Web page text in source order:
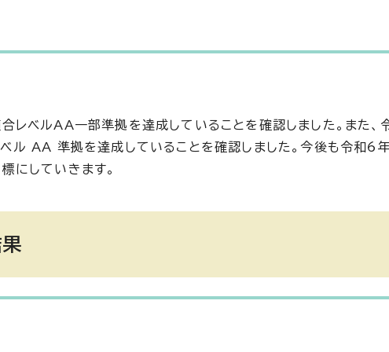
レベルAA一部準拠を達成していることを確認しました。また、
ベル AA 準拠を達成していることを確認しました。今後も令和6
にしていきます。